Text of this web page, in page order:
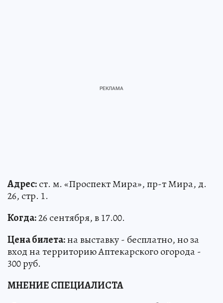
Адрес:ст. м. «Проспект Мира», пр-т Мира, д.
26, стр. 1.
Когда:26 сентября, в 17.00.
Цена билета:на выставку - бесплатно, но за
вход на территорию Аптекарского огорода -
300 руб.
МНЕНИЕ СПЕЦИАЛИСТА